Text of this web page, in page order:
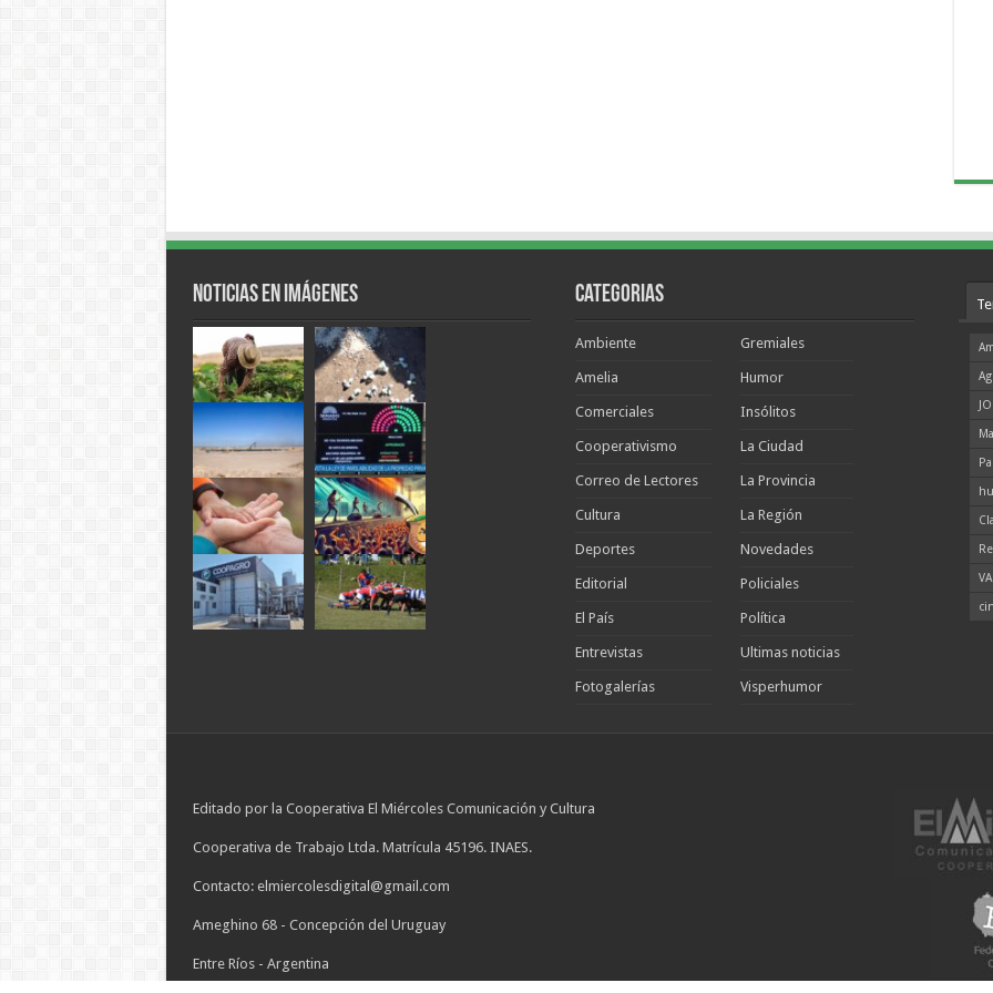
Noticias en Imágenes Categorias
Ambiente
Amelia
Comerciales
Cooperativismo
Correo de Lectores
Cultura
Deportes
Editorial
El País
Entrevistas
Fotogalerías
Gremiales
Humor
Insólitos
La Ciudad
La Provincia
La Región
Novedades
Policiales
Política
Ultimas noticias
Visperhumor
Editado por la Cooperativa El Miércoles Comunicación y Cultura
Cooperativa de Trabajo Ltda. Matrícula 45196. INAES.
Contacto: elmiercolesdigital@gmail.com
Ameghino 68 - Concepción del Uruguay
Entre Ríos - Argentina